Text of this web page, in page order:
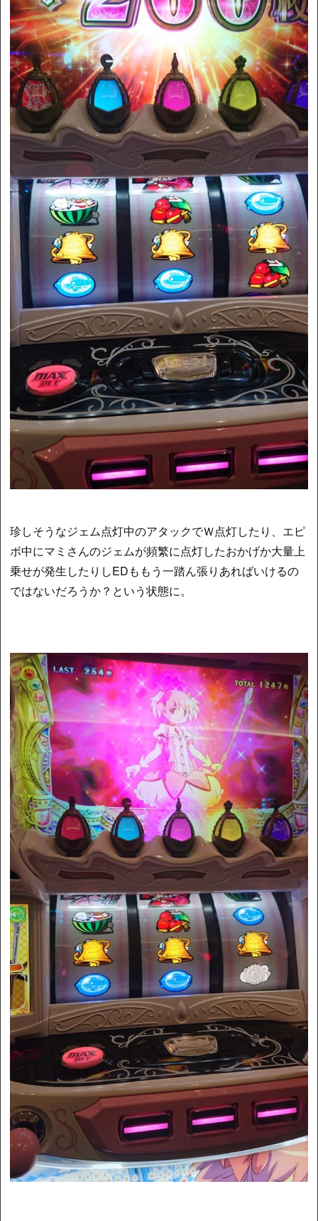
珍しそうなジェム点灯中のアタックでＷ点灯したり、エピ
ボ中にマミさんのジェムが頻繁に点灯したおかげか大量上
乗せが発生したりしEDももう一踏ん張りあればいけるの
ではないだろうか？という状態に。